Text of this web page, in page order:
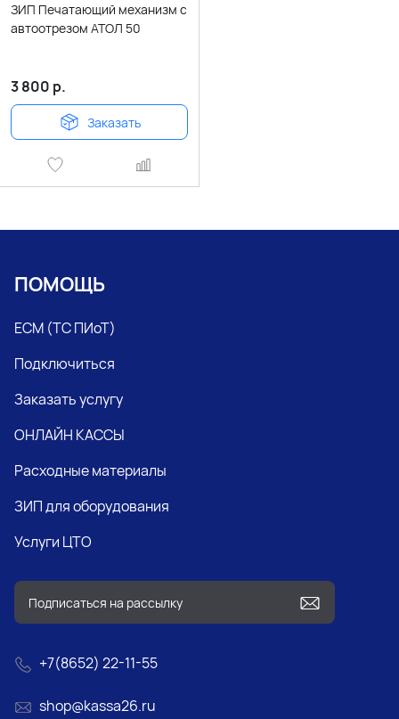
ЗИП Печатающий механизм с
автоотрезом АТОЛ 50
3 800 р.
Заказать
ПОМОЩЬ
ЕСМ (ТС ПИоТ)
Подключиться
Заказать услугу
ОНЛАЙН КАССЫ
Расходные материалы
ЗИП для оборудования
Услуги ЦТО
+7(8652) 22-11-55
shop@kassa26.ru